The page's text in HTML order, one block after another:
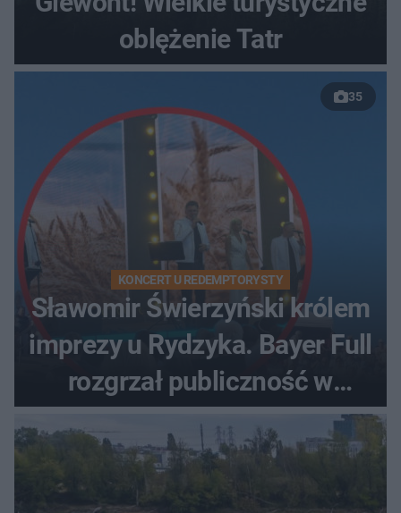
oblężenie Tatr
35
KONCERT U REDEMPTORYSTY
Sławomir Świerzyński królem
imprezy u Rydzyka. Bayer Full
rozgrzał publiczność w
Toruniu